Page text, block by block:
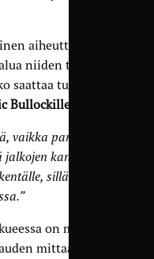
aiheuttaa
niiden taakse
saattaa tulla liian
Bullockille
vaikka parilla
kanssa.
sillä he ovat
on monia
mittaan